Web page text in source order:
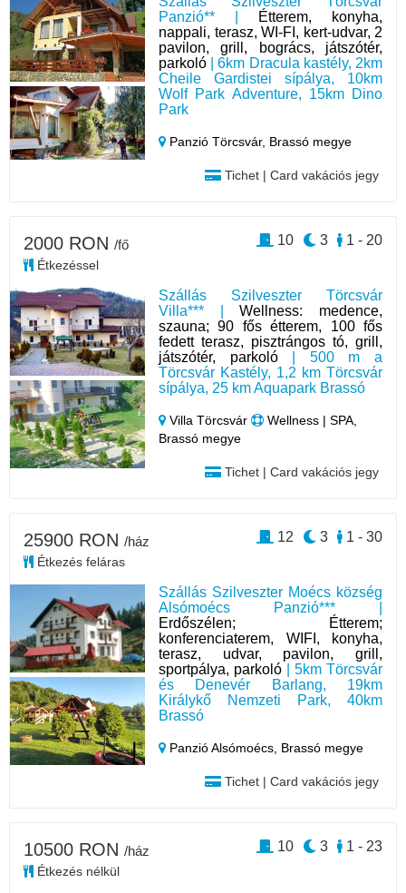
Panzió** |
Étterem, konyha,
nappali, terasz, WI-FI, kert-udvar, 2
pavilon, grill, bogrács, játszótér,
parkoló | 6km Dracula kastély, 2km
Cheile Gardistei sípálya, 10km
Wolf Park Adventure, 15km Dino
Park
Panzió Törcsvár, Brassó megye
Tichet | Card vakációs jegy
Szállás Szilveszter Törcsvár
Villa*** |Wellness: medence,
szauna; 90 fős étterem, 100 fős
fedett terasz, pisztrángos tó, grill,
játszótér, parkoló| 500 m a
Törcsvár Kastély, 1,2 km Törcsvár
sípálya, 25 km Aquapark Brassó
Villa Törcsvár
Wellness | SPA,
Brassó megye
Tichet | Card vakációs jegy
2000 RON /fő
Étkezéssel
1 - 20
3
10
Szállás Szilveszter Moécs község
Alsómoécs Panzió*** |
Erdőszélen; Étterem;
konferenciaterem, WIFI, konyha,
terasz, udvar, pavilon, grill,
sportpálya, parkoló | 5km Törcsvár
és Denevér Barlang, 19km
Királykő Nemzeti Park, 40km
Brassó
Panzió Alsómoécs, Brassó megye
Tichet | Card vakációs jegy
25900 RON /ház
Étkezés feláras
1 - 30
3
12
10500 RON /ház
Étkezés nélkül
1 - 23
3
10